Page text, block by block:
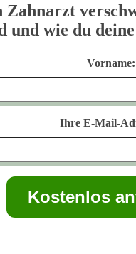
Zahnarzt
und wie du
Vorname:
Ihre E-Mail-